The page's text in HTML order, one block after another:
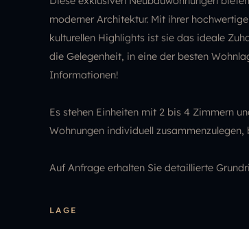
moderner Architektur. Mit ihrer
kulturellen Highlights ist sie das ideale
die Gelegenheit, in eine der besten
Informationen!
Es stehen Einheiten mit 2 bis 4 Zimmern
Wohnungen individuell
Auf Anfrage erhalten Sie detaillierte
LAGE